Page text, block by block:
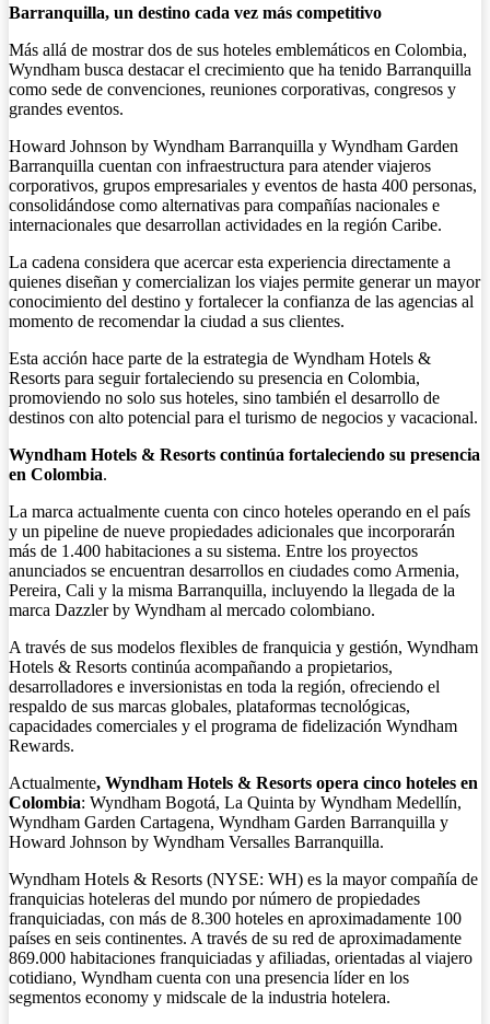
Barranquilla, un destino cada vez más competitivo
Más allá de mostrar dos de sus hoteles emblemáticos en Colombia,
Wyndham busca destacar el crecimiento que ha tenido Barranquilla
como sede de convenciones, reuniones corporativas, congresos y
grandes eventos.
Howard Johnson by Wyndham Barranquilla y Wyndham Garden
Barranquilla cuentan con infraestructura para atender viajeros
corporativos, grupos empresariales y eventos de hasta 400 personas,
consolidándose como alternativas para compañías nacionales e
internacionales que desarrollan actividades en la región Caribe.
La cadena considera que acercar esta experiencia directamente a
quienes diseñan y comercializan los viajes permite generar un mayor
conocimiento del destino y fortalecer la confianza de las agencias al
momento de recomendar la ciudad a sus clientes.
Esta acción hace parte de la estrategia de Wyndham Hotels &
Resorts para seguir fortaleciendo su presencia en Colombia,
promoviendo no solo sus hoteles, sino también el desarrollo de
destinos con alto potencial para el turismo de negocios y vacacional.
Wyndham Hotels & Resorts continúa fortaleciendo su presencia
en Colombia.
La marca actualmente cuenta con cinco hoteles operando en el país
y un pipeline de nueve propiedades adicionales que incorporarán
más de 1.400 habitaciones a su sistema. Entre los proyectos
anunciados se encuentran desarrollos en ciudades como Armenia,
Pereira, Cali y la misma Barranquilla, incluyendo la llegada de la
marca Dazzler by Wyndham al mercado colombiano.
A través de sus modelos flexibles de franquicia y gestión, Wyndham
Hotels & Resorts continúa acompañando a propietarios,
desarrolladores e inversionistas en toda la región, ofreciendo el
respaldo de sus marcas globales, plataformas tecnológicas,
capacidades comerciales y el programa de fidelización Wyndham
Rewards.
Actualmente, Wyndham Hotels & Resorts opera cinco hoteles en
Colombia: Wyndham Bogotá, La Quinta by Wyndham Medellín,
Wyndham Garden Cartagena, Wyndham Garden Barranquilla y
Howard Johnson by Wyndham Versalles Barranquilla.
Wyndham Hotels & Resorts (NYSE: WH) es la mayor compañía de
franquicias hoteleras del mundo por número de propiedades
franquiciadas, con más de 8.300 hoteles en aproximadamente 100
países en seis continentes. A través de su red de aproximadamente
869.000 habitaciones franquiciadas y afiliadas, orientadas al viajero
cotidiano, Wyndham cuenta con una presencia líder en los
segmentos economy y midscale de la industria hotelera.